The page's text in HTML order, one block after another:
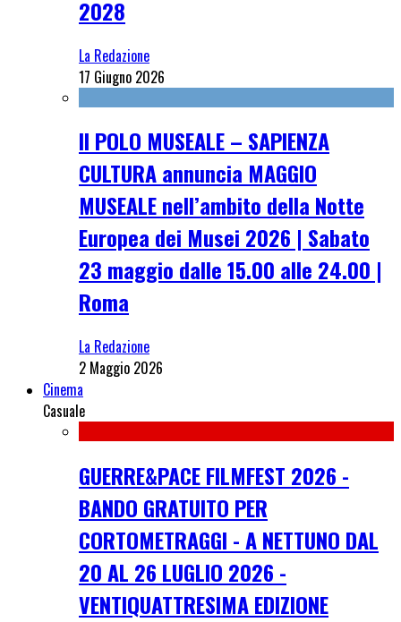
2028
La Redazione
17 Giugno 2026
Il POLO MUSEALE – SAPIENZA
CULTURA annuncia MAGGIO
MUSEALE nell’ambito della Notte
Europea dei Musei 2026 | Sabato
23 maggio dalle 15.00 alle 24.00 |
Roma
La Redazione
2 Maggio 2026
Cinema
Casuale
GUERRE&PACE FILMFEST 2026 -
BANDO GRATUITO PER
CORTOMETRAGGI - A NETTUNO DAL
20 AL 26 LUGLIO 2026 -
VENTIQUATTRESIMA EDIZIONE